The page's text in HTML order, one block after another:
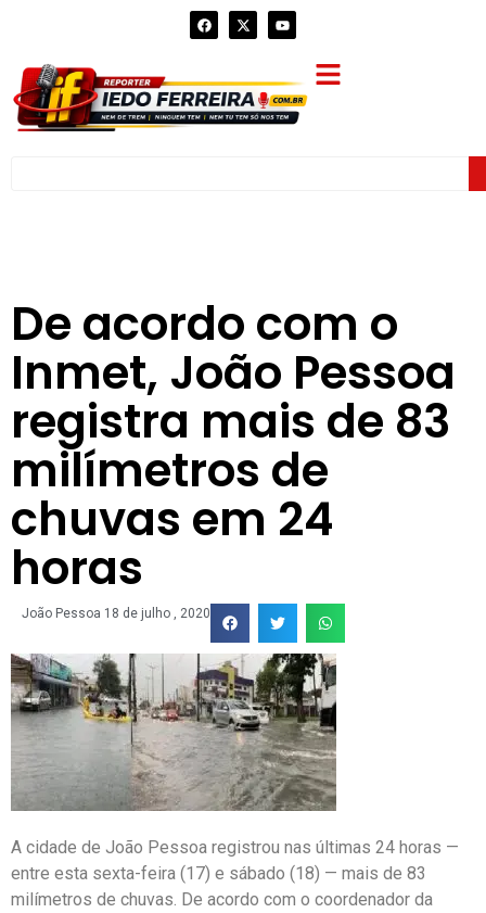
De acordo com o
Inmet, João Pessoa
registra mais de 83
milímetros de
chuvas em 24
horas
João Pessoa 18 de julho , 2020
A cidade de João Pessoa registrou nas últimas 24 horas —
entre esta sexta-feira (17) e sábado (18) — mais de 83
milímetros de chuvas. De acordo com o coordenador da